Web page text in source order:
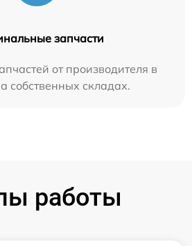
запчасти
от производителя в
собственных складах.
работы